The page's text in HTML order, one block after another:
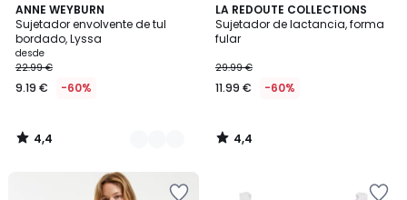
ANNE WEYBURN
Sujetador envolvente de tul
bordado, Lyssa
desde
22.99 €
9.19 € -60%
4,4
/ 5
5
Colores
4,4
/
LA REDOUTE COLLECTIONS
Sujetador de lactancia, forma
fular
29.99 €
11.99 € -60%
4,4
/ 5
4,4
/